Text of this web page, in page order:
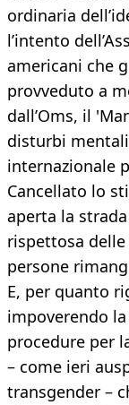
ordinaria
l’intento
americani che
provveduto a
dall’Oms, il
disturbi
internazionale
Cancellato lo
aperta la
rispettosa
persone
E, per quanto
impoverendo
procedure per
– come ieri
transgender –